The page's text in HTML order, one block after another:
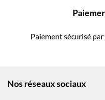
Paiement sécurisé
Nos réseaux sociaux